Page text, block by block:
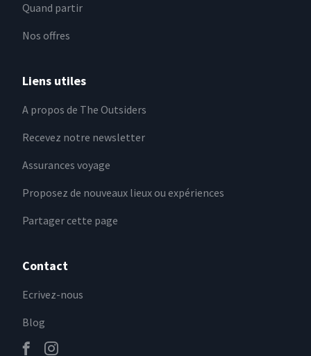
Quand partir
Nos offres
Liens utiles
A propos de The Outsiders
Recevez notre newsletter
Assurances voyage
Proposez de nouveaux lieux ou expériences
Partager cette page
Contact
Ecrivez-nous
Blog